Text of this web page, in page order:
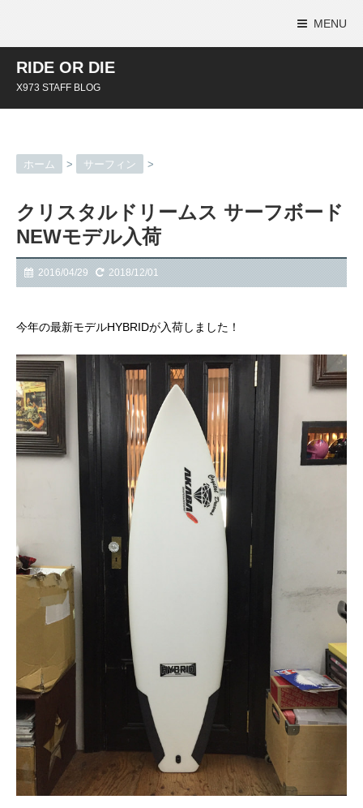
MENU
RIDE OR DIE
X973 STAFF BLOG
ホーム > サーフィン >
クリスタルドリームス サーフボード
NEWモデル入荷
2016/04/29 2018/12/01
今年の最新モデルHYBRIDが入荷しました！